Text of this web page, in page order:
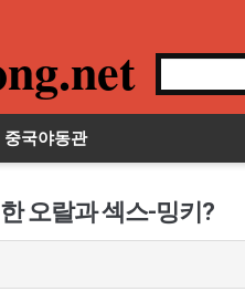
중국야동관
오랄과 섹스-밍키?